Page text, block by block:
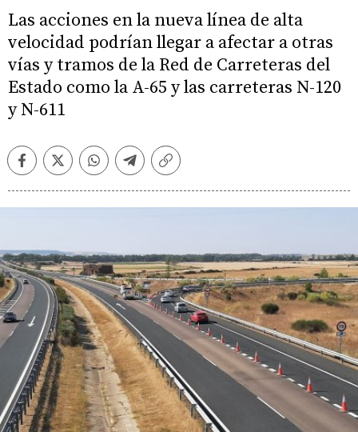
Las acciones en la nueva línea de alta
velocidad podrían llegar a afectar a otras
vías y tramos de la Red de Carreteras del
Estado como la A-65 y las carreteras N-120
y N-611
FacebookTwitterWhatsappTelegramCopiar